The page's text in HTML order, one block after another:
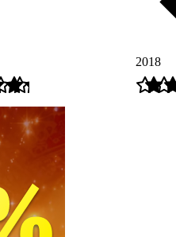
2018